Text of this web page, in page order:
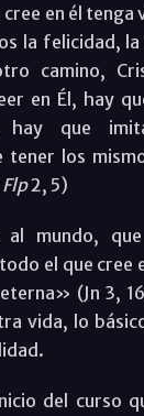
cree en él
la felicidad,
camino,
en Él, hay
hay que
tener los
Flp2, 5)
al mundo,
el que cree
(Jn 3,
vida, lo
del curso